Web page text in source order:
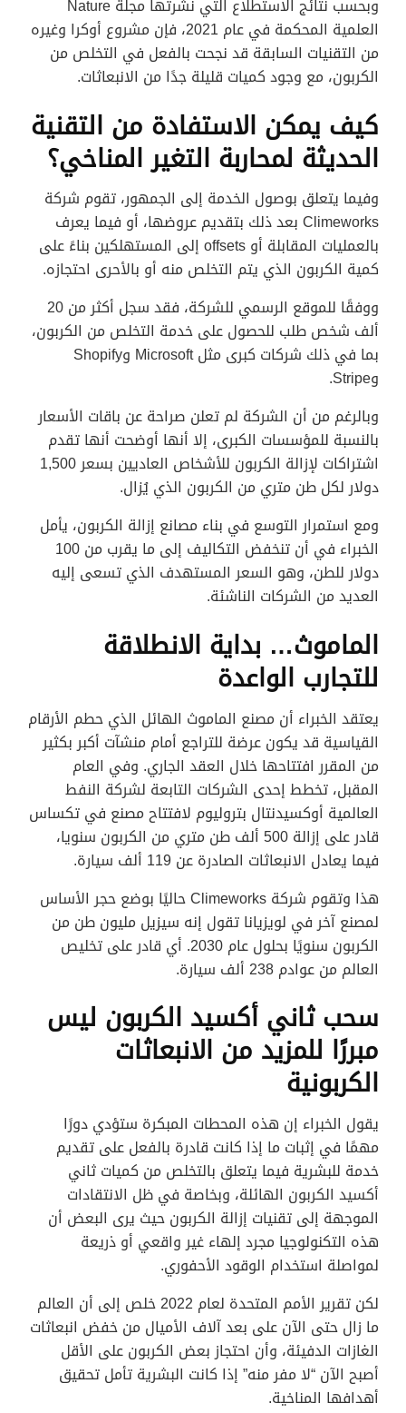
وبحسب نتائج الاستطلاع التي نشرتها مجلة Nature
العلمية المحكمة في عام 2021، فإن مشروع أوكرا وغيره
من التقنيات السابقة قد نجحت بالفعل في التخلص من
الكربون، مع وجود كميات قليلة جدًا من الانبعاثات.
كيف يمكن الاستفادة من التقنية
الحديثة لمحاربة التغير المناخي؟
وفيما يتعلق بوصول الخدمة إلى الجمهور، تقوم شركة
Climeworks بعد ذلك بتقديم عروضها، أو فيما يعرف
بالعمليات المقابلة أو offsets إلى المستهلكين بناءً على
كمية الكربون الذي يتم التخلص منه أو بالأحرى احتجازه.
ووفقًا للموقع الرسمي للشركة، فقد سجل أكثر من 20
ألف شخص طلب للحصول على خدمة التخلص من الكربون،
بما في ذلك شركات كبرى مثل Microsoft وShopify
وStripe.
وبالرغم من أن الشركة لم تعلن صراحة عن باقات الأسعار
بالنسبة للمؤسسات الكبرى، إلا أنها أوضحت أنها تقدم
اشتراكات لإزالة الكربون للأشخاص العاديين بسعر 1,500
دولار لكل طن متري من الكربون الذي يُزال.
ومع استمرار التوسع في بناء مصانع إزالة الكربون، يأمل
الخبراء في أن تنخفض التكاليف إلى ما يقرب من 100
دولار للطن، وهو السعر المستهدف الذي تسعى إليه
العديد من الشركات الناشئة.
الماموث… بداية الانطلاقة
للتجارب الواعدة
يعتقد الخبراء أن مصنع الماموث الهائل الذي حطم الأرقام
القياسية قد يكون عرضة للتراجع أمام منشآت أكبر بكثير
من المقرر افتتاحها خلال العقد الجاري. وفي العام
المقبل، تخطط إحدى الشركات التابعة لشركة النفط
العالمية أوكسيدنتال بتروليوم لافتتاح مصنع في تكساس
قادر على إزالة 500 ألف طن متري من الكربون سنويا،
فيما يعادل الانبعاثات الصادرة عن 119 ألف سيارة.
هذا وتقوم شركة Climeworks حاليًا بوضع حجر الأساس
لمصنع آخر في لويزيانا تقول إنه سيزيل مليون طن من
الكربون سنويًا بحلول عام 2030. أي قادر على تخليص
العالم من عوادم 238 ألف سيارة.
سحب ثاني أكسيد الكربون ليس
مبررًا للمزيد من الانبعاثات
الكربونية
يقول الخبراء إن هذه المحطات المبكرة ستؤدي دورًا
مهمًا في إثبات ما إذا كانت قادرة بالفعل على تقديم
خدمة للبشرية فيما يتعلق بالتخلص من كميات ثاني
أكسيد الكربون الهائلة، وبخاصة في ظل الانتقادات
الموجهة إلى تقنيات إزالة الكربون حيث يرى البعض أن
هذه التكنولوجيا مجرد إلهاء غير واقعي أو ذريعة
لمواصلة استخدام الوقود الأحفوري.
لكن تقرير الأمم المتحدة لعام 2022 خلص إلى أن العالم
ما زال حتى الآن على بعد آلاف الأميال من خفض انبعاثات
الغازات الدفيئة، وأن احتجاز بعض الكربون على الأقل
أصبح الآن “لا مفر منه” إذا كانت البشرية تأمل تحقيق
أهدافها المناخية.